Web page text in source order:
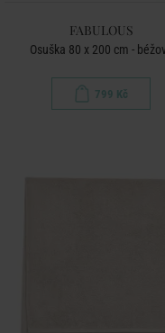
FABULOUS
Osuška 80 x 200 cm -
799 Kč